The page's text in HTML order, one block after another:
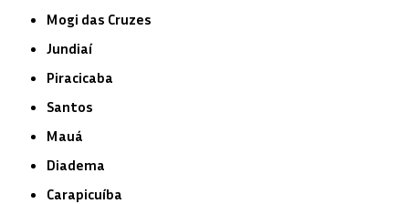
Mogi das Cruzes
Jundiaí
Piracicaba
Santos
Mauá
Diadema
Carapicuíba